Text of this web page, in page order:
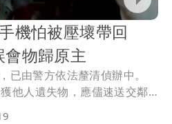
機怕被壓壞帶回
物歸原主
已由警方依法釐清偵辦中。
他人遺失物，應儘速送交鄰